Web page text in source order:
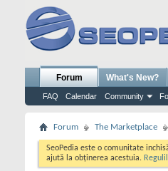
Forum
FAQ Calendar Community
What's New?
Forum The Marketplace
SeoPedia este o comunitate
ajută la obținerea acestuia.